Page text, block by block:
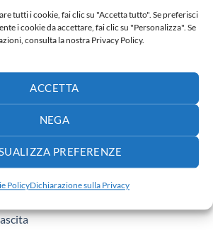
tutti i cookie, fai clic su "Accetta tutto". Se preferisci
i cookie da accettare, fai clic su "Personalizza". Se
consulta la nostra Privacy Policy.
ACCETTA
NEGA
PREFERENZE
PolicyDichiarazione sulla Privacy